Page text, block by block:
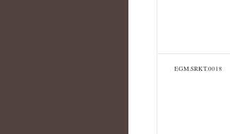
EGM.SRKT.0018